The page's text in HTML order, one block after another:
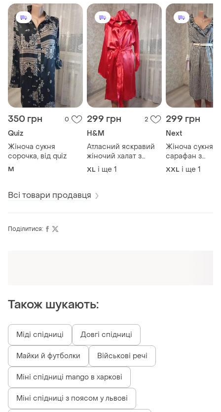
350 грн 0
Quiz
Жіноча сукня
сорочка, від quiz
M
299 грн 2
H&M
Атласний яскравий
жіночий халат з
капюшоном
XL і ще 1
299 грн
Next
Жіноча сукня
сарафан з
натуральної
льону та
XXL і ще 1
Всі товари продавця
Поділитися:
Також шукають:
Міді спідниці Довгі спідниці
Майки й футболки Військові речі
Міні спідниці mango в харкові
Міні спідниці з поясом у львові